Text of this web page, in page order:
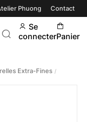
Phuong Contact
Se
connecterPanier
Extra-Fines /